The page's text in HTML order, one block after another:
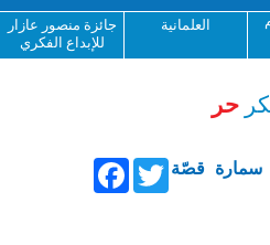
العلمانية
جائزة منصور عازار
للإبداع الفكري
حر
FacebookTwitter سمارة قصّة